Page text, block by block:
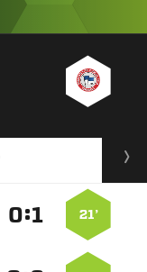
21’
: